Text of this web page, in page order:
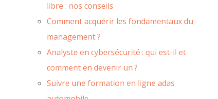
libre : nos conseils
Comment acquérir les fondamentaux du
management ?
Analyste en cybersécurité : qui est-il et
comment en devenir un ?
Suivre une formation en ligne adas